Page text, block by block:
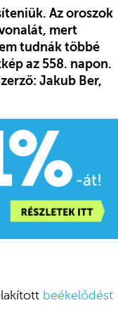
Az oroszok
mert
tudnák többé
az 558. napon.
Jakub Ber,
beékelődést